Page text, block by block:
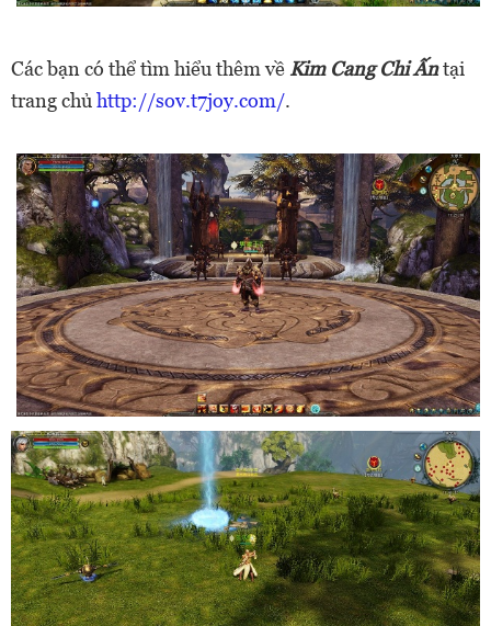
Các bạn có thể tìm hiểu thêm về Kim Cang Chi Ấntại
trang chủ http://sov.t7joy.com/.